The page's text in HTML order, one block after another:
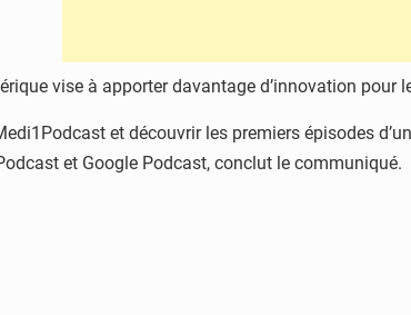
vise à apporter davantage d’innovation pour
et découvrir les premiers épisodes
et Google Podcast, conclut le communiqué.